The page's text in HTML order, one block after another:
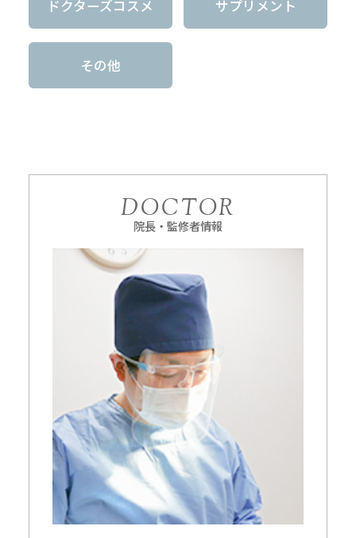
ドクターズコスメ サプリメント
その他
DOCTOR
院長・監修者情報